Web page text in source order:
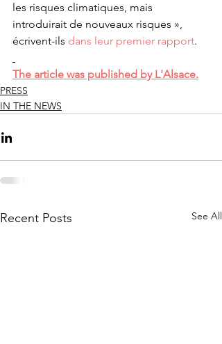
les risques climatiques, mais
introduirait de nouveaux risques »,
écrivent-ils dans leur premier rapport.
The article was published by L'Alsace.
PRESS
IN THE NEWS
Recent Posts See All